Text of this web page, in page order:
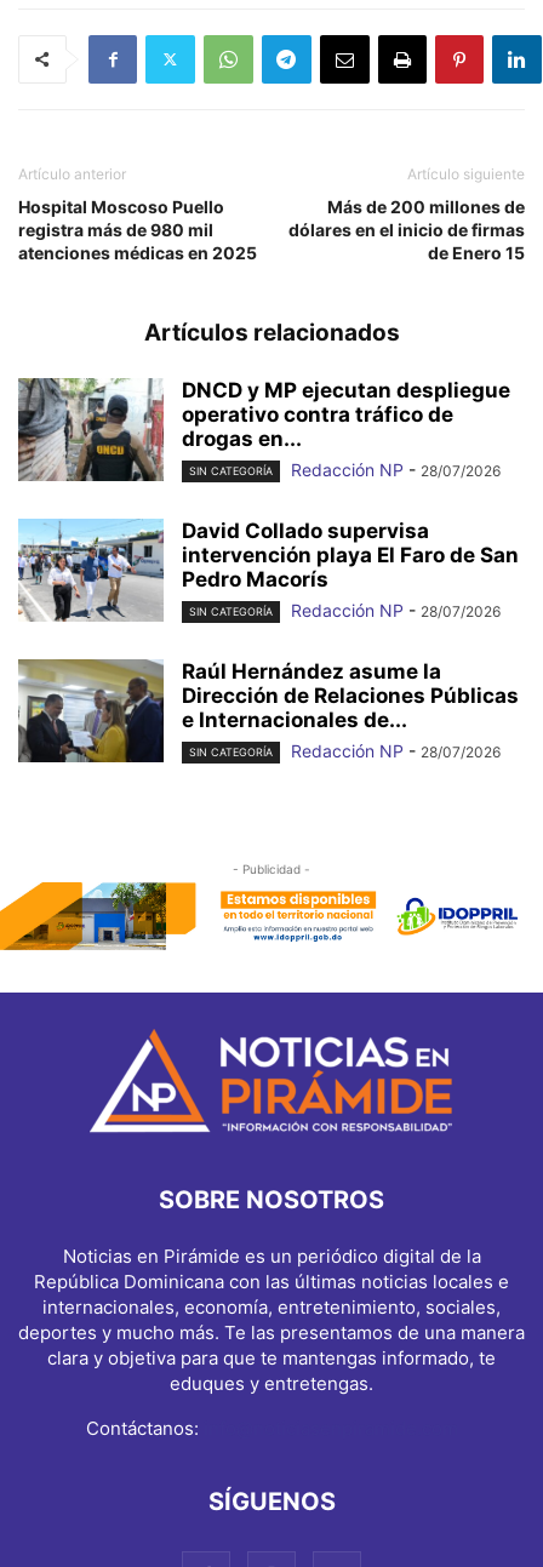
Artículo anterior
Hospital Moscoso Puello
registra más de 980 mil
atenciones médicas en 2025
Artículo siguiente
Más de 200 millones de
dólares en el inicio de firmas
de Enero 15
Artículos relacionados
DNCD y MP ejecutan despliegue
operativo contra tráfico de
drogas en...
SIN CATEGORÍA Redacción NP - 28/07/2026
David Collado supervisa
intervención playa El Faro de San
Pedro Macorís
SIN CATEGORÍA Redacción NP - 28/07/2026
Raúl Hernández asume la
Dirección de Relaciones Públicas
e Internacionales de...
SIN CATEGORÍA Redacción NP - 28/07/2026
- Publicidad -
SOBRE NOSOTROS
Noticias en Pirámide es un periódico digital de la
República Dominicana con las últimas noticias locales e
internacionales, economía, entretenimiento, sociales,
deportes y mucho más. Te las presentamos de una manera
clara y objetiva para que te mantengas informado, te
eduques y entretengas.
Contáctanos:
SÍGUENOS